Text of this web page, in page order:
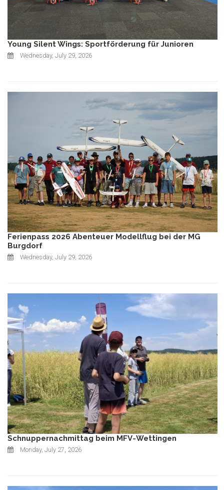
Young Silent Wings: Sportförderung für Junioren
Wednesday, July 29, 2026
Ferienpass 2026 Abenteuer Modellflug bei der MG
Burgdorf
Wednesday, July 29, 2026
Schnuppernachmittag beim MFV-Wettingen
Monday, July 27, 2026